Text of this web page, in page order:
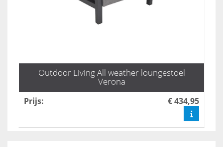
Outdoor Living All weather loungestoel
Verona
Prijs: € 434,95